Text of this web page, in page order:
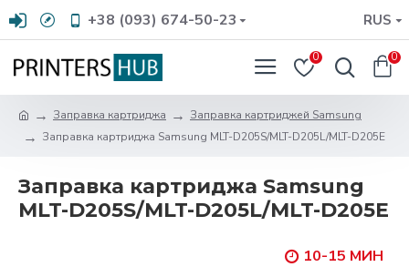
+38 (093) 674-50-23 RUS
0 0
Заправка картриджа
Заправка картриджей Samsung
Заправка картриджа Samsung MLT-D205S/MLT-D205L/MLT-D205E
Заправка картриджа Samsung
MLT-D205S/MLT-D205L/MLT-D205E
10-15 МИН